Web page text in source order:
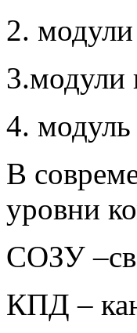
2. модули
3.модули
4. модуль
В
уровни
СОЗУ
КПД –